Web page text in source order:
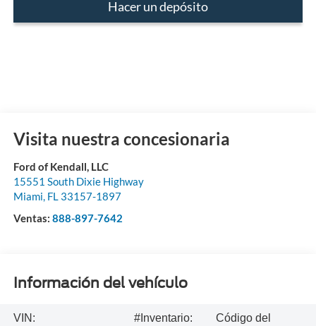
Hacer un depósito
Visita nuestra concesionaria
Ford of Kendall, LLC
15551 South Dixie Highway
Miami, FL 33157-1897
Ventas: 888-897-7642
Información del vehículo
VIN:
#Inventario:
Código del